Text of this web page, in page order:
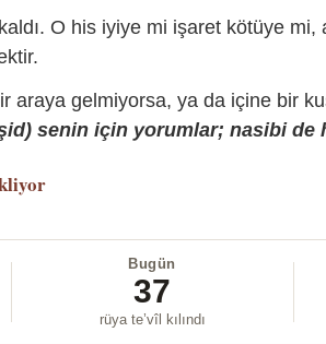
O his iyiye mi işaret kötüye mi,
araya gelmiyorsa, ya da içine bir
senin için yorumlar; nasibi de
Bugün
37
rüya te’vîl kılındı